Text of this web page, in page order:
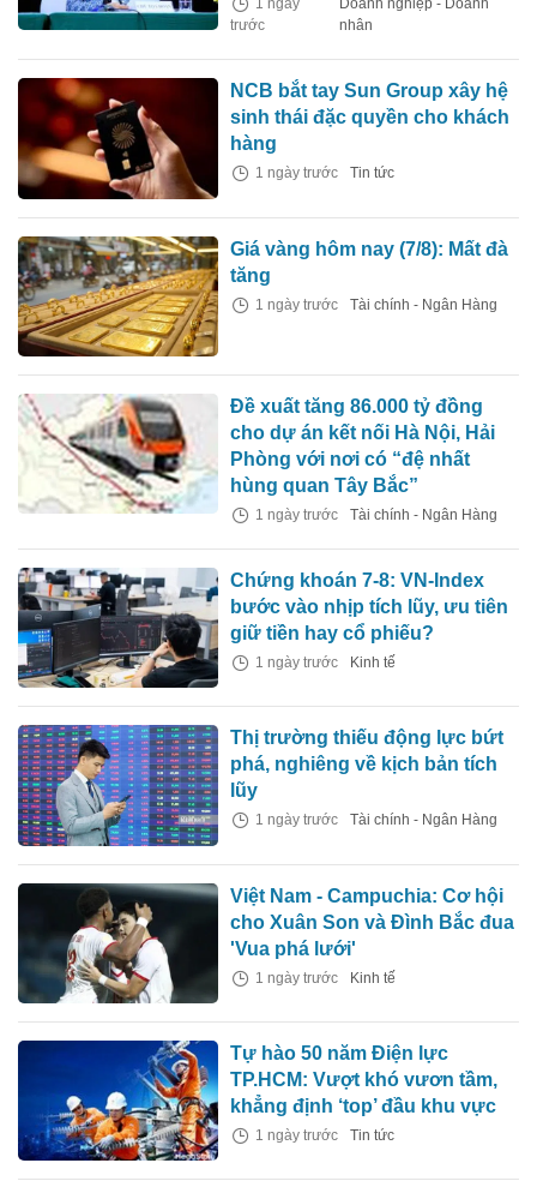
1 ngày
trước
Doanh nghiệp - Doanh
nhân
NCB bắt tay Sun Group xây hệ
sinh thái đặc quyền cho khách
hàng
1 ngày trước Tin tức
Giá vàng hôm nay (7/8): Mất đà
tăng
1 ngày trước Tài chính - Ngân Hàng
Đề xuất tăng 86.000 tỷ đồng
cho dự án kết nối Hà Nội, Hải
Phòng với nơi có “đệ nhất
hùng quan Tây Bắc”
1 ngày trước Tài chính - Ngân Hàng
Chứng khoán 7-8: VN-Index
bước vào nhịp tích lũy, ưu tiên
giữ tiền hay cổ phiếu?
1 ngày trước Kinh tế
Thị trường thiếu động lực bứt
phá, nghiêng về kịch bản tích
lũy
1 ngày trước Tài chính - Ngân Hàng
Việt Nam - Campuchia: Cơ hội
cho Xuân Son và Đình Bắc đua
'Vua phá lưới'
1 ngày trước Kinh tế
Tự hào 50 năm Điện lực
TP.HCM: Vượt khó vươn tầm,
khẳng định ‘top’ đầu khu vực
1 ngày trước Tin tức